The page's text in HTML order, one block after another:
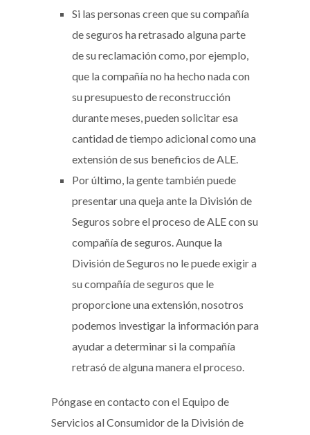
Si las personas creen que su compañía
de seguros ha retrasado alguna parte
de su reclamación como, por ejemplo,
que la compañía no ha hecho nada con
su presupuesto de reconstrucción
durante meses, pueden solicitar esa
cantidad de tiempo adicional como una
extensión de sus beneficios de ALE.
Por último, la gente también puede
presentar una queja ante la División de
Seguros sobre el proceso de ALE con su
compañía de seguros. Aunque la
División de Seguros no le puede exigir a
su compañía de seguros que le
proporcione una extensión, nosotros
podemos investigar la información para
ayudar a determinar si la compañía
retrasó de alguna manera el proceso.
Póngase en contacto con el Equipo de
Servicios al Consumidor de la División de